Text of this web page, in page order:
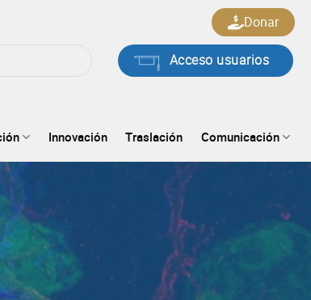
Acceso usuarios
Donar
Innovación Traslación Comunicación